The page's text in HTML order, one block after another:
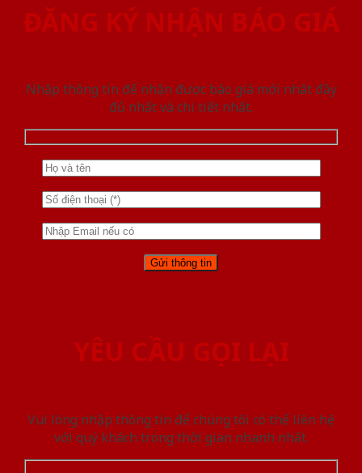
ĐĂNG KÝ NHẬN BÁO GIÁ
Nhập thông tin để nhận được báo giá mới nhât đầy
đủ nhất và chi tiết nhất.
YÊU CẦU GỌI LẠI
Vui lòng nhập thông tin để chúng tôi có thể liên hệ
với quý khách trong thời gian nhanh nhất.